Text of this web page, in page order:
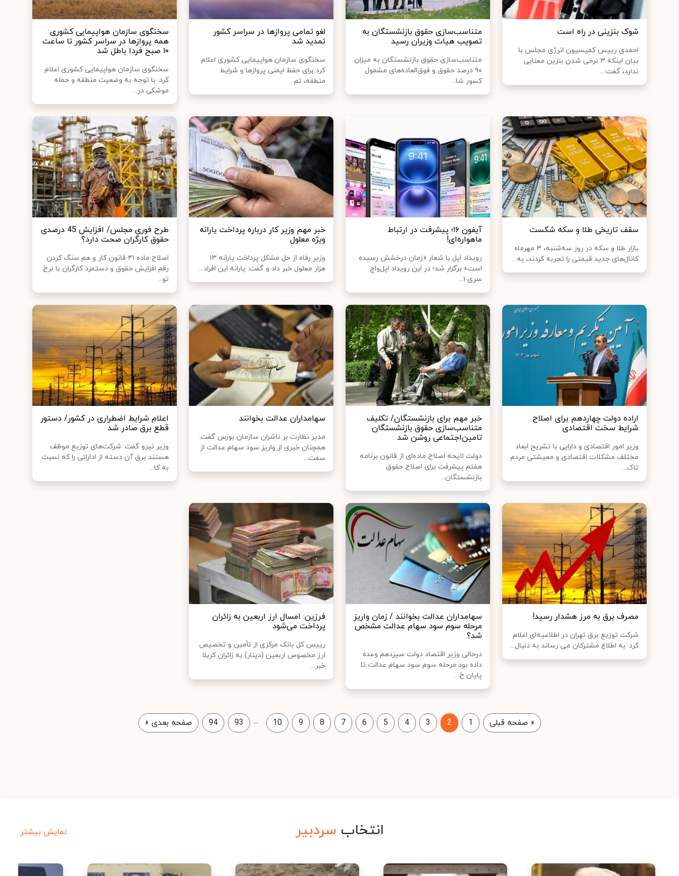
شوک بنزینی در راه است
احمدی رییس کمیسیون انرژی مجلس با
بیان اینکه ۳ نرخی شدن بنزین معنایی
ندارد، گفت:...
متناسب‌سازی حقوق بازنشستگان به
تصویب هیات وزیران رسید
متناسب‌سازی حقوق بازنشستگان به میزان
۹۰ درصد حقوق و فوق‌العاده‌های مشمول
کسور شا...
‌لغو تمامی پروازها در سراسر کشور
تمدید شد
سخنگوی سازمان هواپیمایی کشوری اعلام
کرد برای حفظ ایمنی پروازها و شرایط
منطقه، تم...
سخنگوی سازمان هواپیمایی کشوری:
همه پروازها در سراسر کشور تا ساعت
۱۰ صبح فردا باطل شد
سخنگوی سازمان هواپیمایی کشوری اعلام
کرد: با توجه به وضعیت منطقه و حمله
موشکی در...
سقف تاریخی طلا و سکه شکست
بازار طلا و سکه در روز سه‌شنبه، ۳ مهرماه
کانال‌های جدید قیمتی را تجربه کردند، به...
آیفون ۱۶؛ پیشرفت در ارتباط
ماهواره‌ای!
رویداد اپل با شعار «زمان درخشش رسیده
است» برگزار شد؛ در این رویداد اپل‌واچ
سری ۱...
خبر مهم وزیر کار درباره پرداخت یارانه
ویژه معلول
وزیر رفاه از حل مشکل پرداخت یارانه ۱۳
هزار معلول خبر داد و گفت: یارانه این افراد...
طرح فوری مجلس/ افزایش 45 درصدی
حقوق کارگران صحت دارد؟
اصلاح ماده ۴۱ قانون کار و هم سنگ کردن
رقم افزایش حقوق و دستمزد کارگران با نرخ
تو...
اراده دولت چهاردهم برای اصلاح
شرایط سخت اقتصادی
وزیر امور اقتصادی و دارایی با تشریح ابعاد
مختلف مشکلات اقتصادی و معیشتی مردم
تاک...
خبر مهم برای بازنشستگان/ تکلیف
متناسب‌سازی حقوق بازنشستگان
تامین‌اجتماعی روشن شد
دولت لایحه اصلاح ماده‌ای از قانون برنامه
هفتم پیشرفت برای اصلاح حقوق
بازنشستگان...
سهامداران عدالت بخوانند
مدیر نظارت بر ناشران سازمان بورس گفت:
همچنان خبری از واریز سود سهام عدالت از
سمت...
اعلام شرایط اضطراری در کشور/ دستور
قطع برق صادر شد
وزیر نیرو گفت: شرکت‌های توزیع موظف
هستند برق آن دسته از اداراتی را که نسبت
به کا...
مصرف برق به مرز هشدار رسید!
شرکت توزیع برق تهران در اطلاعیه‌ای اعلام
کرد: به اطلاع مشترکان می رساند به دنبال...
سهامداران عدالت بخوانند / زمان واریز
مرحله سوم سود سهام عدالت مشخص
شد؟
درحالی وزیر اقتصاد دولت سیزدهم وعده
داده بود مرحله سوم سود سهام عدالت تا
پایان خ...
فرزین: امسال ارز اربعین به زائران
پرداخت می‌شود
رییس کل بانک مرکزی از تأمین و تخصیص
ارز مخصوص اربعین (دینار) به زائران کربلا
خبر...
« صفحه قبلی 1
2
3
4
5
6
7
8
9
10
...
93
94 صفحه بعدی »
انتخاب سردبیر نمایش بیشتر